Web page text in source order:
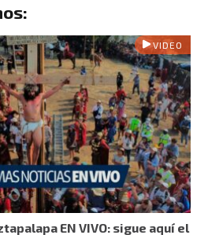
VIDEO
EN VIVO: sigue aquí el